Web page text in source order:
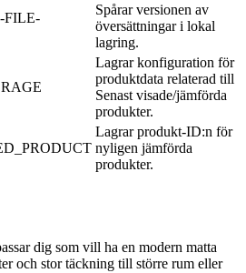
FILE-
Spårar versionen av
översättningar i lokal
lagring.
Lagrar konfiguration för
produktdata relaterad till
Senast visade/jämförda
produkter.
Lagrar produkt-ID:n för
nyligen jämförda
produkter.
dig som vill ha en modern matta
och stor täckning till större rum eller